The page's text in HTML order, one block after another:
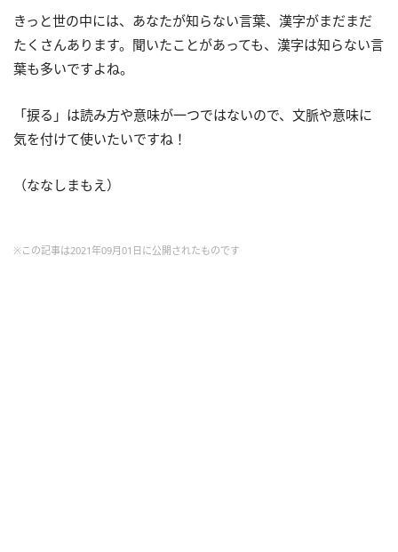
きっと世の中には、あなたが知らない言葉、漢字がまだまだ
たくさんあります。聞いたことがあっても、漢字は知らない言
葉も多いですよね。
「捩る」は読み方や意味が一つではないので、文脈や意味に
気を付けて使いたいですね！
（ななしまもえ）
※この記事は2021年09月01日に公開されたものです